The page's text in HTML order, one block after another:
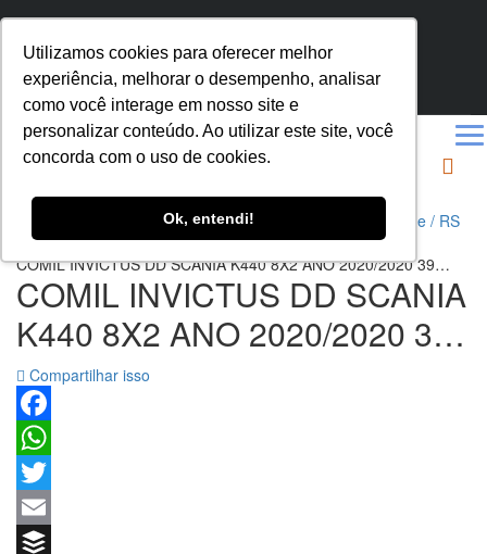
Utilizamos cookies para oferecer melhor
experiência, melhorar o desempenho, analisar
como você interage em nosso site e
personalizar conteúdo. Ao utilizar este site, você
concorda com o uso de cookies.
Ok, entendi!
AV. A. J. RENNER, 535 - HUMAITÁ, PORTO ALEGRE - RS
(51) 3272-7795
Ônibus Usados e Seminovos MarcoPeças, em Porto Alegre / RS
Veículos>ÔNIBUS RODOVIARIO>
COMIL INVICTUS DD SCANIA K440 8X2 ANO 2020/2020 39
LUGARES POLTRONA SEMI LEITO MASTER + 14 SEMI LEITO
MASTER (PISO INFERIOR) 15 METROS – REF. 520
COMIL INVICTUS DD SCANIA
K440 8X2 ANO 2020/2020 39
LUGARES POLTRONA SEMI
LEITO MASTER + 14 SEMI
LEITO MASTER (PISO
INFERIOR) 15 METROS –
REF. 520
Compartilhar isso
Facebook
WhatsApp
Twitter
Email